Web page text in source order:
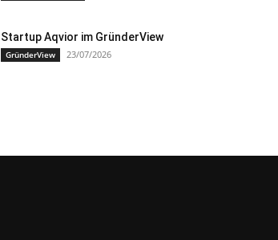
Startup Aqvior im GründerView
GründerView 23/07/2026